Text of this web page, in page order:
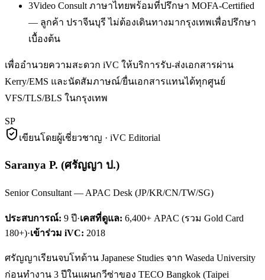
3Video Consult ภาษาไทยพร้อมที่ปรึกษา MOFA-Certified
— ลูกค้า ปราจีนบุรี ไม่ต้องเดินทางมากรุงเทพเพื่อปรึกษา
เบื้องต้น
เพื่ออำนวยความสะดวก iVC ให้บริการรับ-ส่งเอกสารผ่าน
Kerry/EMS และนัดสัมภาษณ์/ยื่นเอกสารแทนได้ทุกศูนย์
VFS/TLS/BLS ในกรุงเทพ
SP
เขียนโดยผู้เชี่ยวชาญ · iVC Editorial
Saranya P. (ศรัญญา ป.)
Senior Consultant — APAC Desk (JP/KR/CN/TW/SG)
ประสบการณ์: 9 ปี·เคสที่ดูแล: 6,400+ APAC (รวม Gold Card
180+)·เข้าร่วม iVC: 2018
ศรัญญาเรียนจบโทด้าน Japanese Studies จาก Waseda University
ก่อนทำงาน 3 ปีในแผนกวีซ่าของ TECO Bangkok (Taipei